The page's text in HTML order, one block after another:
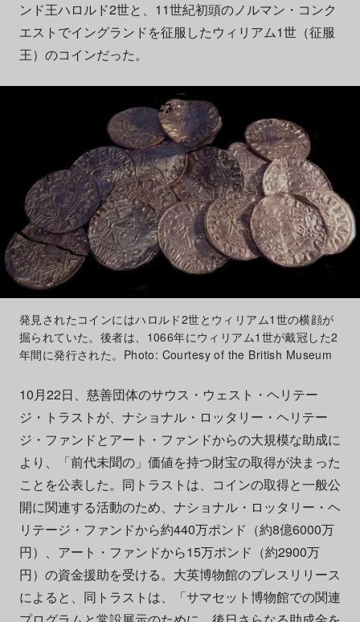
ンド王ハロルド2世と、11世紀初頭のノルマン・コンク
エストでイングランドを征服したウィリアム1世（征服
王）のコインだった。
発見されたコインにはハロルド2世とウィリアム1世の横顔が
掘られていた。後者は、1066年にウィリアム1世が戴冠した2
年間に発行された。Photo: Courtesy of the British Museum
10月22日、慈善団体のサウス・ウェスト・ヘリテー
ジ・トラストが、ナショナル・ロッタリー・ヘリテー
ジ・ファンドとアート・ファンドからの大規模な助成に
より、「前代未聞の」価値を持つ財宝の取得が決まった
ことを公表した。同トラストは、コインの取得と一般公
開に関連する活動のため、ナショナル・ロッタリー・ヘ
リテージ・ファンドから約440万ポンド（約8億6000万
円）、アート・ファンドから15万ポンド（約2900万
円）の資金援助を受ける。大英博物館のプレスリリース
によると、同トラストは、「サマセット博物館での関連